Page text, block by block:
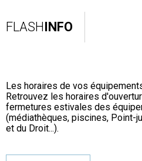
FLASHINFO
Les horaires de vos
Retrouvez les horaires
fermetures estivales des
(médiathèques, piscines,
et du Droit...).